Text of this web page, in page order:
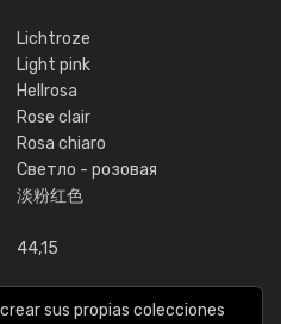
Lichtroze
Light pink
Hellrosa
Rose clair
Rosa chiaro
Светло - розовая
淡粉红色
44,15
sus propias colecciones